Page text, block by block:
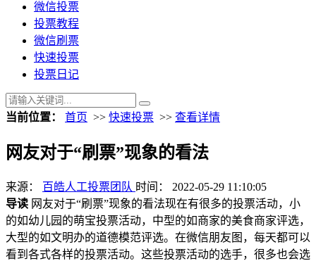
微信投票
投票教程
微信刷票
快速投票
投票日记
当前位置： 首页 >> 快速投票 >> 查看详情
网友对于“刷票”现象的看法
来源： 百皓人工投票团队 时间： 2022-05-29 11:10:05
导读 网友对于“刷票”现象的看法现在有很多的投票活动，小
的如幼儿园的萌宝投票活动，中型的如商家的美食商家评选，
大型的如文明办的道德模范评选。在微信朋友图，每天都可以
看到各式各样的投票活动。这些投票活动的选手，很多也会选